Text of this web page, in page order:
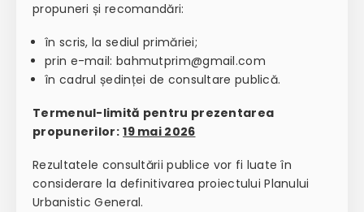
propuneri și recomandări:
în scris, la sediul primăriei;
prin e-mail: bahmutprim@gmail.com
în cadrul ședinței de consultare publică.
Termenul-limită pentru prezentarea
propunerilor: 19 mai 2026
Rezultatele consultării publice vor fi luate în
considerare la definitivarea proiectului Planului
Urbanistic General.